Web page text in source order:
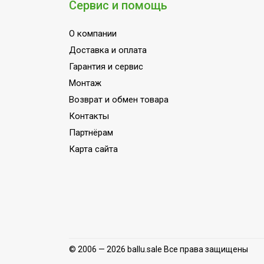
Цифровой дисплей
Вариант размещения
Набор крепежных элементов в
Пульт управления в комплекте
Напряжение электропитания, В
Вид установки (крепления)
Длина кабеля
Сервис и помощь
О компании
Доставка и оплата
Гарантия и сервис
Монтаж
Возврат и обмен товара
Контакты
Партнёрам
Карта сайта
© 2006 — 2026 ballu.sale Все права защищены